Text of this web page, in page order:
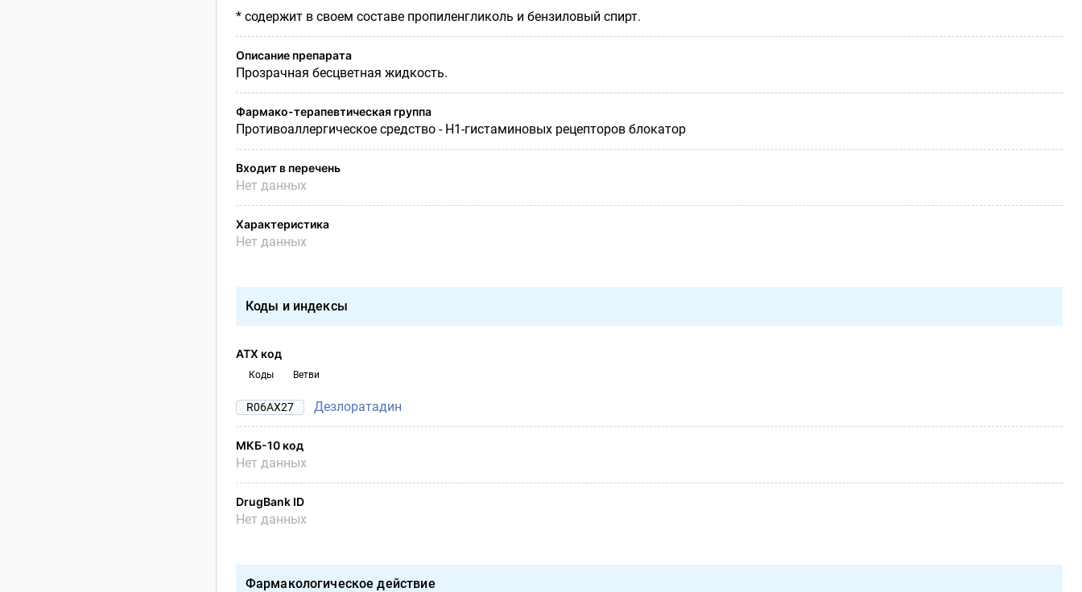
* содержит в своем составе пропиленгликоль и бензиловый спирт.
Описание препарата
Прозрачная бесцветная жидкость.
Фармако-терапевтическая группа
Противоаллергическое средство - H1-гистаминовых рецепторов блокатор
Входит в перечень
Нет данных
Характеристика
Нет данных
Коды и индексы
АТХ код
Коды Ветви
R06AX27 Дезлоратадин
МКБ-10 код
Нет данных
DrugBank ID
Нет данных
Фармакологическое действие